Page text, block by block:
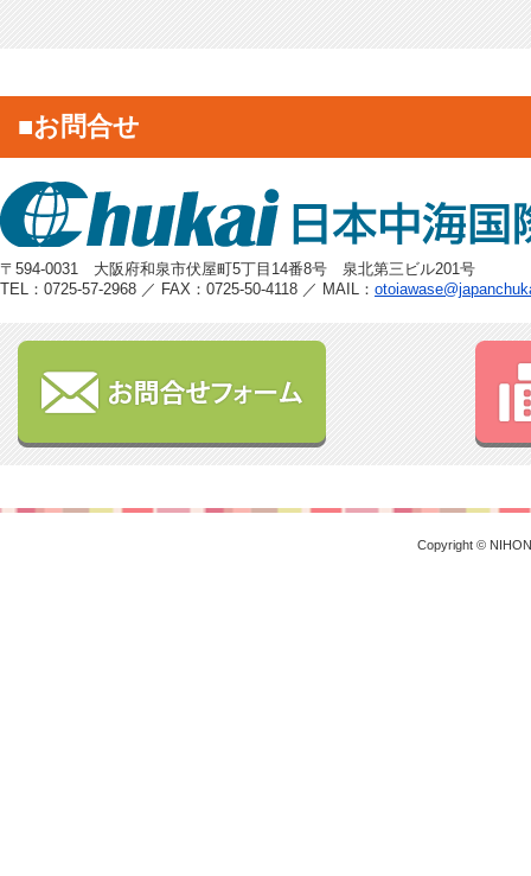
■お問合せ
〒594-0031 大阪府和泉市伏屋町5丁目14番8号 泉北第三ビル201号
TEL：0725-57-2968 ／ FAX：0725-50-4118 ／ MAIL：
Copyright ©